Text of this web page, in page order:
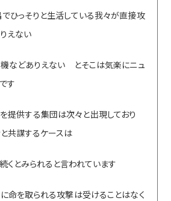
ひっそりと生活している我々が直接攻
えない
などありえない とそこは気楽にニュ
す
提供する集団は次々と出現しており
共謀するケースは
くとみられると言われています
命を取られる攻撃は受けることはなく